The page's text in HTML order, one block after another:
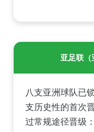
亚足联
八支亚洲球队已
支历史性的首次
过常规途径晋级：